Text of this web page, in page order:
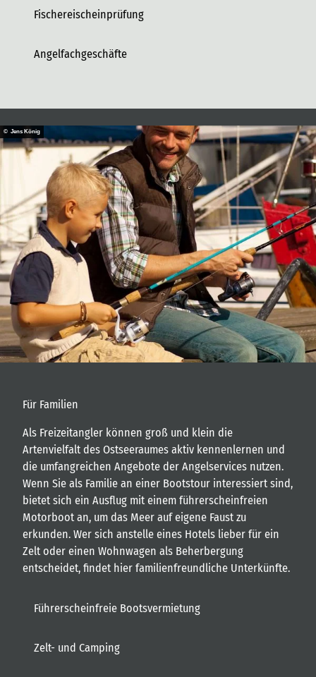
Fischereischeinprüfung
Angelfachgeschäfte
© Jens König
Für Familien
Als Freizeitangler können groß und klein die
Artenvielfalt des Ostseeraumes aktiv kennenlernen und
die umfangreichen Angebote der Angelservices nutzen.
Wenn Sie als Familie an einer Bootstour interessiert sind,
bietet sich ein Ausflug mit einem führerscheinfreien
Motorboot an, um das Meer auf eigene Faust zu
erkunden. Wer sich anstelle eines Hotels lieber für ein
Zelt oder einen Wohnwagen als Beherbergung
entscheidet, findet hier familienfreundliche Unterkünfte.
Führerscheinfreie Bootsvermietung
Zelt- und Camping